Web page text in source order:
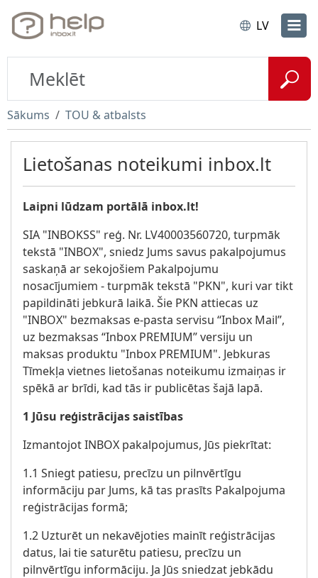
LV
Sākums TOU & atbalsts
Lietošanas noteikumi inbox.lt
Laipni lūdzam portālā inbox.lt!
SIA "INBOKSS" reģ. Nr. LV40003560720, turpmāk
tekstā "INBOX", sniedz Jums savus pakalpojumus
saskaņā ar sekojošiem Pakalpojumu
nosacījumiem - turpmāk tekstā "PKN", kuri var tikt
papildināti jebkurā laikā. Šie PKN attiecas uz
"INBOX" bezmaksas e-pasta servisu “Inbox Mail”,
uz bezmaksas “Inbox PREMIUM” versiju un
maksas produktu "Inbox PREMIUM". Jebkuras
Tīmekļa vietnes lietošanas noteikumu izmaiņas ir
spēkā ar brīdi, kad tās ir publicētas šajā lapā.
1 Jūsu reģistrācijas saistības
Izmantojot INBOX pakalpojumus, Jūs piekrītat:
1.1 Sniegt patiesu, precīzu un pilnvērtīgu
informāciju par Jums, kā tas prasīts Pakalpojuma
reģistrācijas formā;
1.2 Uzturēt un nekavējoties mainīt reģistrācijas
datus, lai tie saturētu patiesu, precīzu un
pilnvērtīgu informāciju. Ja Jūs sniedzat jebkādu